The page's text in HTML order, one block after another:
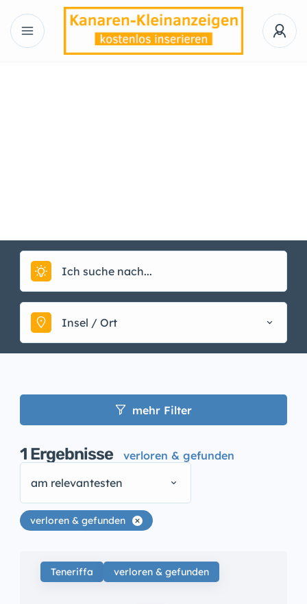
Insel / Ort
mehr Filter
1 Ergebnisse
verloren & gefunden
am relevantesten
verloren & gefunden
Teneriffa verloren & gefunden